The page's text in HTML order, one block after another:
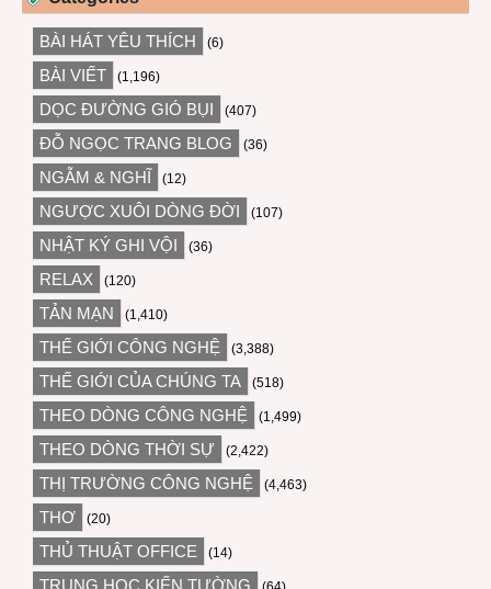
BÀI HÁT YÊU THÍCH (6)
BÀI VIẾT (1,196)
DỌC ĐƯỜNG GIÓ BỤI (407)
ĐỖ NGỌC TRANG BLOG (36)
NGẪM & NGHĨ (12)
NGƯỢC XUÔI DÒNG ĐỜI (107)
NHẬT KÝ GHI VỘI (36)
RELAX (120)
TẢN MẠN (1,410)
THẾ GIỚI CÔNG NGHỆ (3,388)
THẾ GIỚI CỦA CHÚNG TA (518)
THEO DÒNG CÔNG NGHỆ (1,499)
THEO DÒNG THỜI SỰ (2,422)
THỊ TRƯỜNG CÔNG NGHỆ (4,463)
THƠ (20)
THỦ THUẬT OFFICE (14)
TRUNG HỌC KIẾN TƯỜNG